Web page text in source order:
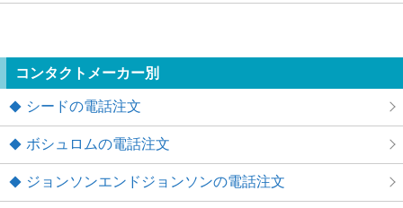
コンタクトメーカー別
シードの電話注文
ボシュロムの電話注文
ジョンソンエンドジョンソンの電話注文